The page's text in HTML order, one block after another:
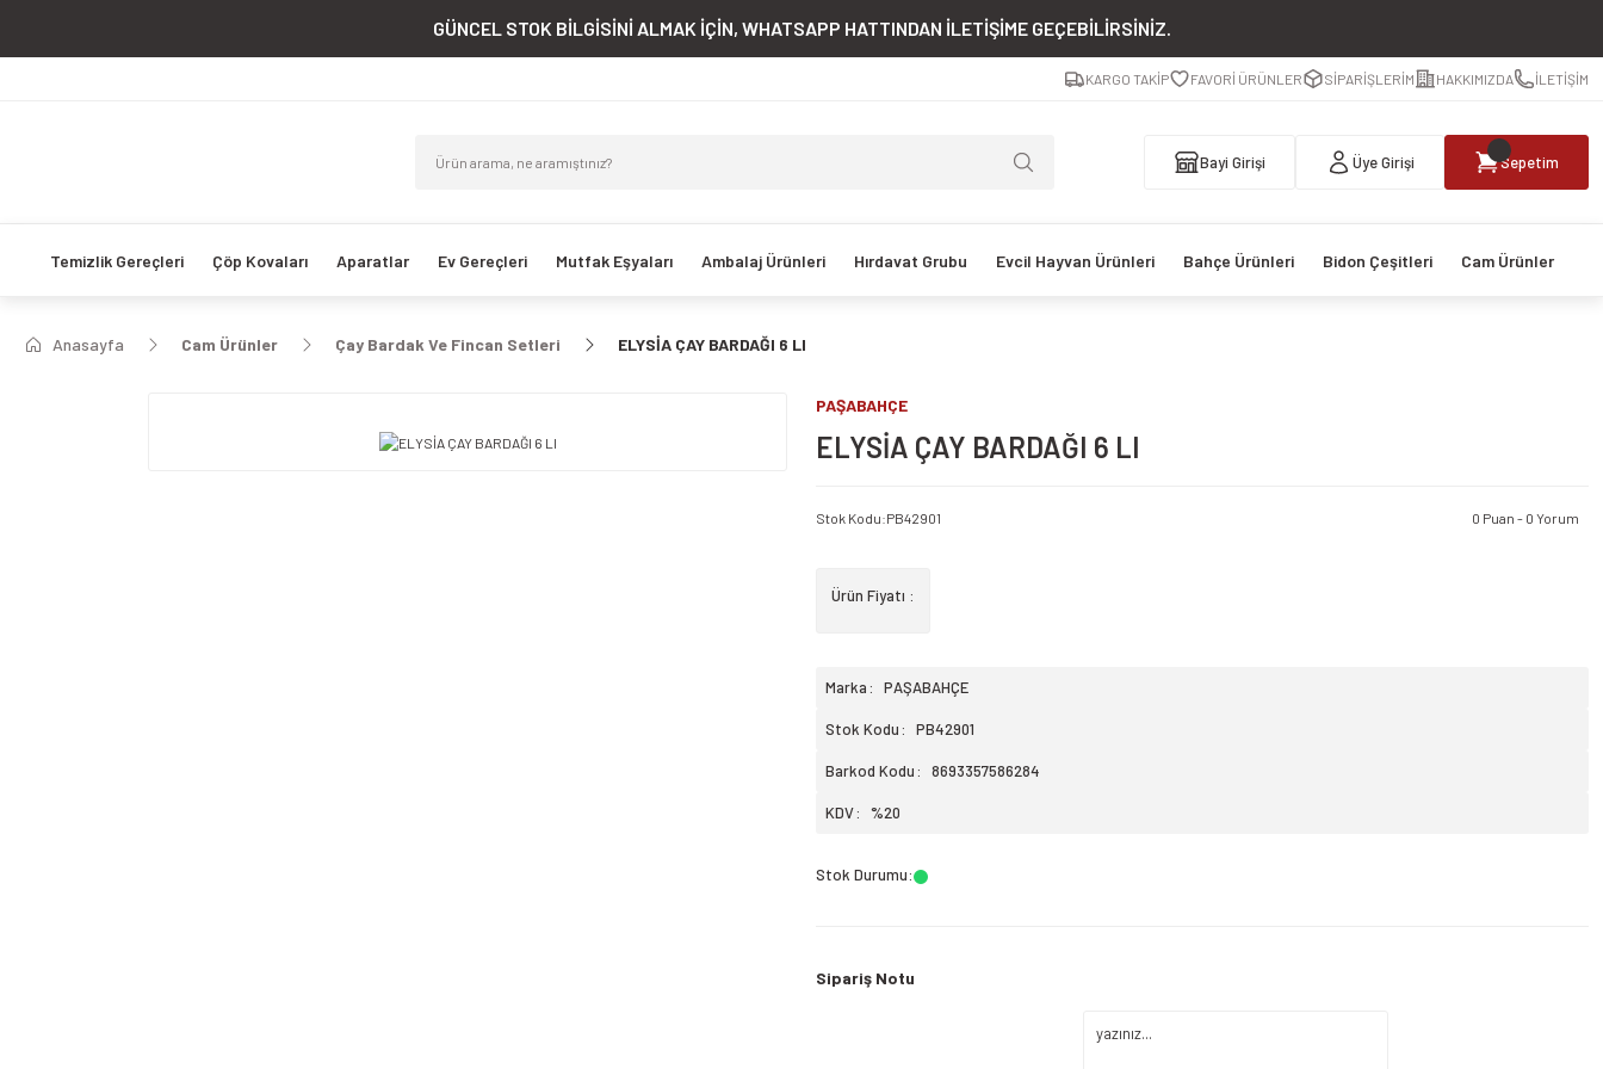
GÜNCEL STOK BİLGİSİNİ ALMAK İÇİN, WHATSAPP HATTINDAN İLETİŞİME GEÇEBİLİRSİNİZ.
KARGO TAKİP FAVORİ ÜRÜNLER SİPARİŞLERİM HAKKIMIZDA İLETİŞİM
Bayi Girişi Üye Girişi Sepetim
Temizlik Gereçleri Çöp Kovaları Aparatlar Ev Gereçleri Mutfak Eşyaları Ambalaj Ürünleri Hırdavat Grubu Evcil Hayvan Ürünleri Bahçe Ürünleri Bidon Çeşitleri Cam Ürünler
Anasayfa Cam Ürünler Çay Bardak Ve Fincan Setleri ELYSİA ÇAY BARDAĞI 6 LI
PAŞABAHÇE
ELYSİA ÇAY BARDAĞI 6 LI
Stok Kodu:PB42901 0 Puan - 0 Yorum
Ürün Fiyatı :
Marka PAŞABAHÇE
Stok Kodu PB42901
Barkod Kodu 8693357586284
KDV %20
Stok Durumu:
Sipariş Notu